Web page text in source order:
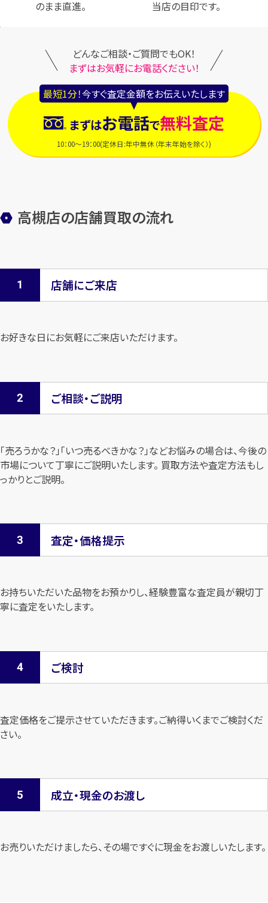
のまま直進。 当店の目印です。
どんなご相談・ご質問でもOK！
まずはお気軽にお電話ください！
最短1分！今すぐ査定金額をお伝えいたします
まずはお電話で無料査定
10：00～19：00(定休日:年中無休（年末年始を除く）)
高槻店の店舗買取の流れ
店舗にご来店
お好きな日にお気軽にご来店いただけます。
ご相談・ご説明
「売ろうかな？」「いつ売るべきかな？」などお悩みの場合は、今後の
市場について丁寧にご説明いたします。 買取方法や査定方法もし
っかりとご説明。
査定・価格提示
お持ちいただいた品物をお預かりし、経験豊富な査定員が親切丁
寧に査定をいたします。
ご検討
査定価格をご提示させていただきます。ご納得いくまでご検討くだ
さい。
成立・現金のお渡し
お売りいただけましたら、その場ですぐに現金をお渡しいたします。